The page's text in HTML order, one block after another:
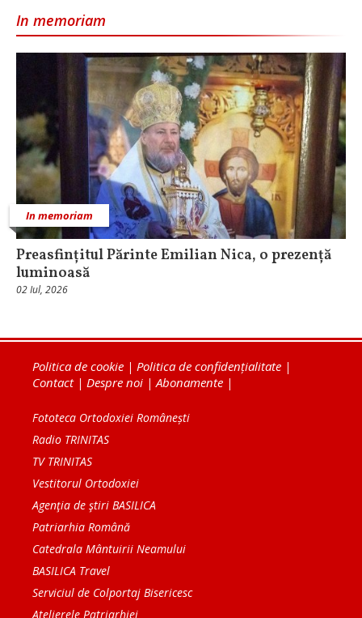
In memoriam
In memoriam
Preasfințitul Părinte Emilian Nica, o prezență
luminoasă
02 Iul, 2026
Politica de cookie | Politica de confidențialitate |
Contact| Despre noi | Abonamente |
Fototeca Ortodoxiei Românești
Radio TRINITAS
TV TRINITAS
Vestitorul Ortodoxiei
Agenţia de ştiri BASILICA
Patriarhia Română
Catedrala Mântuirii Neamului
BASILICA Travel
Serviciul de Colportaj Bisericesc
Atelierele Patriarhiei